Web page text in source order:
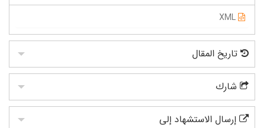
تاریخ المقال
شارك
إرسال الاستشهاد إلى